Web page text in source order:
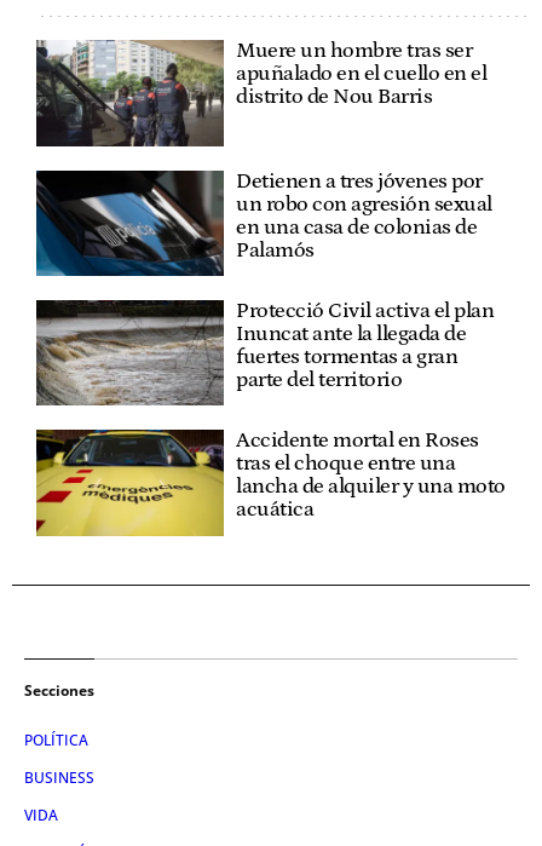
Muere un hombre tras ser
apuñalado en el cuello en el
distrito de Nou Barris
Detienen a tres jóvenes por
un robo con agresión sexual
en una casa de colonias de
Palamós
Protecció Civil activa el plan
Inuncat ante la llegada de
fuertes tormentas a gran
parte del territorio
Accidente mortal en Roses
tras el choque entre una
lancha de alquiler y una moto
acuática
Secciones
POLÍTICA
BUSINESS
VIDA